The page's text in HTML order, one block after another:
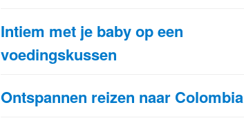
Intiem met je baby op een
voedingskussen
Ontspannen reizen naar Colombia